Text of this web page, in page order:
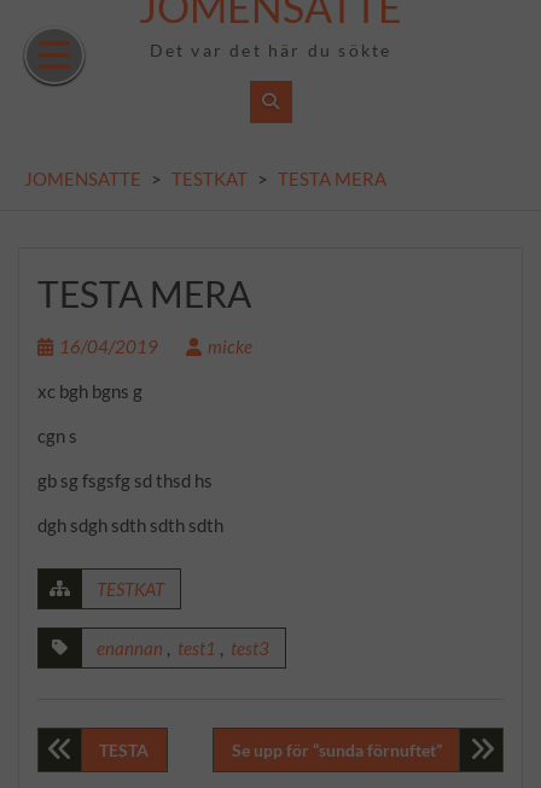
content
Det var det här du sökte
JOMENSATTE > TESTKAT > TESTA MERA
TESTA MERA
16/04/2019 micke
xc bgh bgns g
cgn s
gb sg fsgsfg sd thsd hs
dgh sdgh sdth sdth sdth
TESTKAT
enannan , test1 , test3
PostTESTA Se upp för “sunda förnuftet”